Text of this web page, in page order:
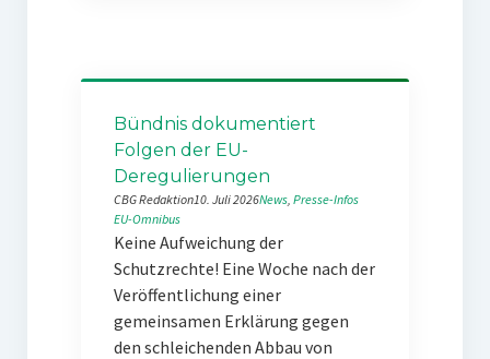
Bündnis dokumentiert
Folgen der EU-
Deregulierungen
CBG Redaktion10. Juli 2026News, Presse-Infos
EU-Omnibus
Keine Aufweichung der
Schutzrechte! Eine Woche nach der
Veröffentlichung einer
gemeinsamen Erklärung gegen
den schleichenden Abbau von